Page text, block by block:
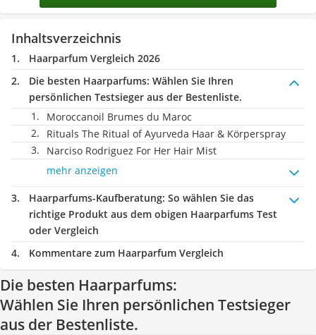
Inhaltsverzeichnis
Haarparfum Vergleich 2026
Die besten Haarparfums: Wählen Sie Ihren
persönlichen Testsieger aus der Bestenliste.
Moroccanoil Brumes du Maroc
Rituals The Ritual of Ayurveda Haar & Körperspray
Narciso Rodriguez For Her Hair Mist
mehr anzeigen
Haarparfums-Kaufberatung: So wählen Sie das
richtige Produkt aus dem obigen Haarparfums Test
oder Vergleich
Kommentare zum Haarparfum Vergleich
Die besten Haarparfums:
Wählen Sie Ihren persönlichen Testsieger
aus der Bestenliste.